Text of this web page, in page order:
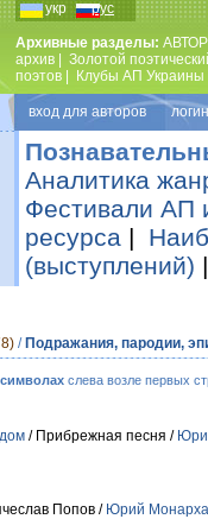
укр рус
Архивные разделы:
архив
Золотой
поэтов
Клубы АП Украины
вход для авторов
Аналитика
Фестивали АП
ресурса |
(выступлений)
/ Подражания, пародии,
слева возле первых
/ Прибрежная песня /
Попов / Юрий Монарха